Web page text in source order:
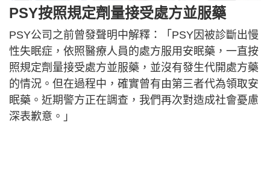
PSY按照規定劑量接受處方並服藥
PSY公司之前曾發聲明中解釋：「PSY因被診斷出慢
性失眠症，依照醫療人員的處方服用安眠藥，一直按
照規定劑量接受處方並服藥，並沒有發生代開處方藥
的情況。但在過程中，確實曾有由第三者代為領取安
眠藥。近期警方正在調查，我們再次對造成社會憂慮
深表歉意。」